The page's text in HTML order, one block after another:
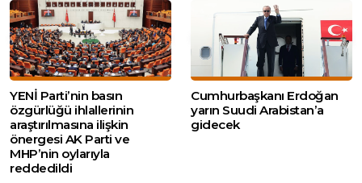
YENİ Parti’nin basın
özgürlüğü ihlallerinin
araştırılmasına ilişkin
önergesi AK Parti ve
MHP’nin oylarıyla
reddedildi
Cumhurbaşkanı Erdoğan
yarın Suudi Arabistan’a
gidecek